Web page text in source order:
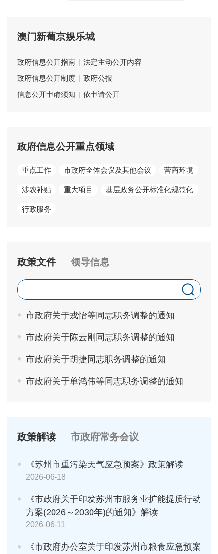
澳门新葡京娱乐城
政府信息公开指南 | 法定主动公开内容
政府信息公开制度 | 政府公报
信息公开申请须知 | 依申请公开
政府信息公开重点领域
重点工作 市政府全体会议及其他会议 营商环境
涉农补贴 重大项目 基层政务公开标准化规范化
行政服务
政策文件 领导信息
市政府关于戎怡等同志职务调整的通知
市政府关于陈云刚同志职务调整的通知
市政府关于胡捷同志职务调整的通知
市政府关于单鸿伟等同志职务调整的通知
政策解读 市政府常务会议
《苏州市重污染天气应急预案》政策解读
2026-06-18
《市政府关于印发苏州市服务业扩能提质行动
方案(2026～2030年)的通知》解读
2026-06-11
《市政府办公室关于印发苏州市粮食应急预案